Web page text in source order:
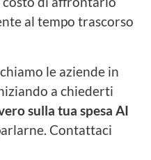
al tempo trascorso
le aziende in
a chiederti
sulla tua spesa AI
Contattaci